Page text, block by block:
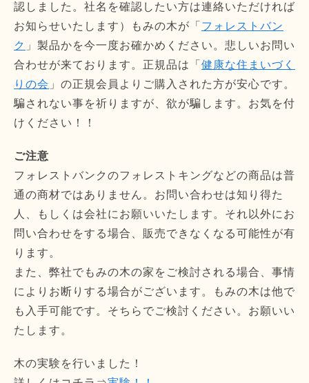
認しました。社名を確認したい方は連絡いただければ
お知らせいたします）もみの木が「 フォレストバン
ク 」製品かを今一度お確かめください。悲しいお問い
合わせが来ております。正規品は「 健康な住まいづく
りの会 」の正規会員よりご購入された方が安心です。
騙されない事を祈りますが、欲が騙します。お気を付
けください！！
ご注意
フォレストバンクのフォレストキングなどの商品は普
通の商材ではありません。お問い合わせは知り得た
人、もしくは会社にお願いいたします。それ以外にお
問い合わせをする場合、販売できなくなる可能性が有
ります。
また、弊社でもみの木の家をご検討される場合、事情
によりお断りする場合がございます。もみの木は他で
も入手可能です。そちらでご検討ください。お願いい
たします。
木の実験を行いました！